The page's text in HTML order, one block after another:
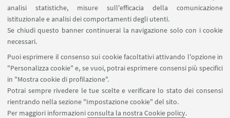
analisi statistiche, misure sull'efficacia della comunicazione
istituzionale e analisi dei comportamenti degli utenti.
Se chiudi questo banner continuerai la navigazione solo con i cookie
necessari.
Puoi esprimere il consenso sui cookie facoltativi attivando l'opzione in
"Personalizza cookie" e, se vuoi, potrai esprimere consensi più specifici
in "Mostra cookie di profilazione".
Potrai sempre rivedere le tue scelte e verificare lo stato dei consensi
rientrando nella sezione "Impostazione cookie" del sito.
Per maggiori informazioniconsulta la nostra Cookie policy.
Periodo: tutto l'anno
Per informazioni:
Sede:Impianto CUSB Record